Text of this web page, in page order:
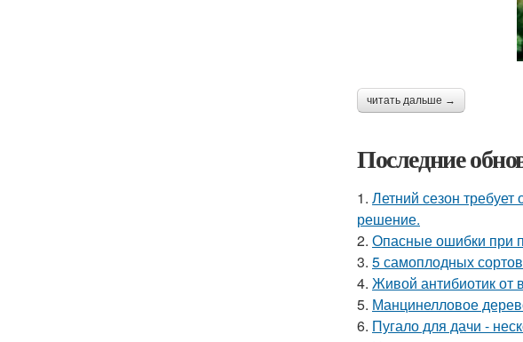
читать дальше →
Последние
1. Летний сезон
решение.
2. Опасные ошибки при
3. 5 самоплодных
4. Живой антибиотик от
5. Манцинелловое
6. Пугало для дачи -